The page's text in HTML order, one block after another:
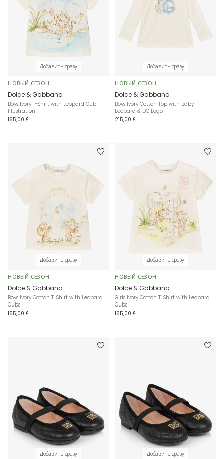
Добавить сразу
НОВЫЙ СЕЗОН
Dolce & Gabbana
Boys Ivory T-Shirt with Leopard Cub
Illustration
165,00 £
Добавить сразу
НОВЫЙ СЕЗОН
Dolce & Gabbana
Boys Ivory Cotton Top with Baby
Leopard & DG Logo
215,00 £
Добавить сразу
НОВЫЙ СЕЗОН
Dolce & Gabbana
Boys Ivory Cotton T-Shirt with Leopard
Cubs
165,00 £
Добавить сразу
НОВЫЙ СЕЗОН
Dolce & Gabbana
Girls Ivory Cotton T-Shirt with Leopard
Cubs
165,00 £
Добавить сразу Добавить сразу